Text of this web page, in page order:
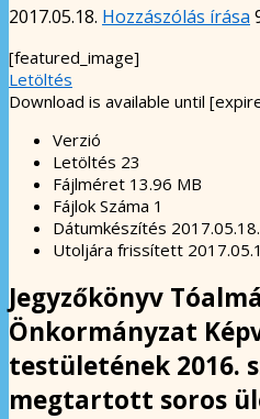
2017.05.18. Hozzászólás írása
[featured_image]
Letöltés
Download is available until
Verzió
Letöltés 23
Fájlméret 13.96 MB
Fájlok Száma 1
Dátumkészítés 2017.05.18.
Utoljára frissített
Jegyzőkönyv
Önkormányzat
testületének 2016.
megtartott soros